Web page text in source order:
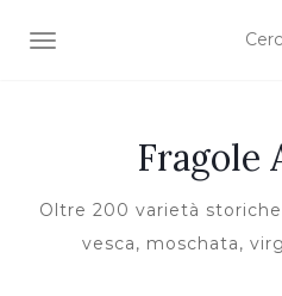
TOGGLE NAVIGATION
Fragole
Oltre 200 varietà
vesca, moschata,